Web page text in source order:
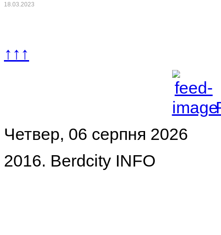
18.03.2023
↑↑↑
Четвер, 06 серпня 2026
2016. Berdcity INFO